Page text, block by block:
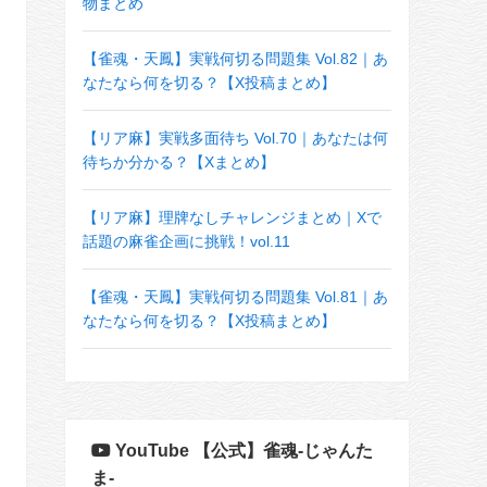
【雀魂・天鳳】実戦何切る問題集 Vol.82｜あ
なたなら何を切る？【X投稿まとめ】
【リア麻】実戦多面待ち Vol.70｜あなたは何
待ちか分かる？【Xまとめ】
【リア麻】理牌なしチャレンジまとめ｜Xで
話題の麻雀企画に挑戦！vol.11
【雀魂・天鳳】実戦何切る問題集 Vol.81｜あ
なたなら何を切る？【X投稿まとめ】
YouTube 【公式】雀魂-じゃんた
ま-